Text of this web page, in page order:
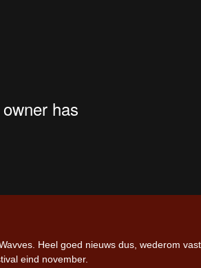
Heel goed nieuws dus, wederom
eind november.